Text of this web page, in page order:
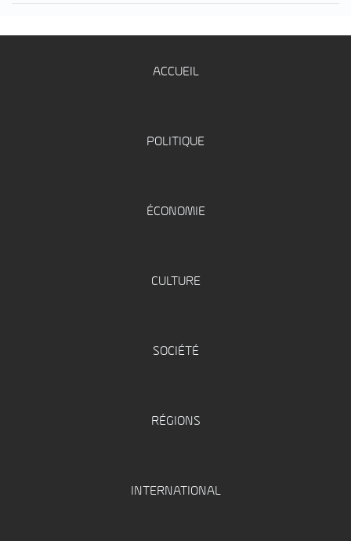
ACCUEIL
POLITIQUE
ÉCONOMIE
CULTURE
SOCIÉTÉ
RÉGIONS
INTERNATIONAL